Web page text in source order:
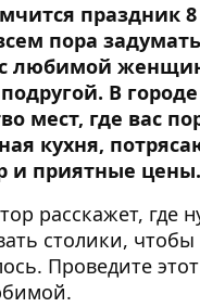
праздник
пора
с любимой
В
мест, где вас
кухня,
и приятные цены.
расскажет, где
столики, чтобы
Проведите